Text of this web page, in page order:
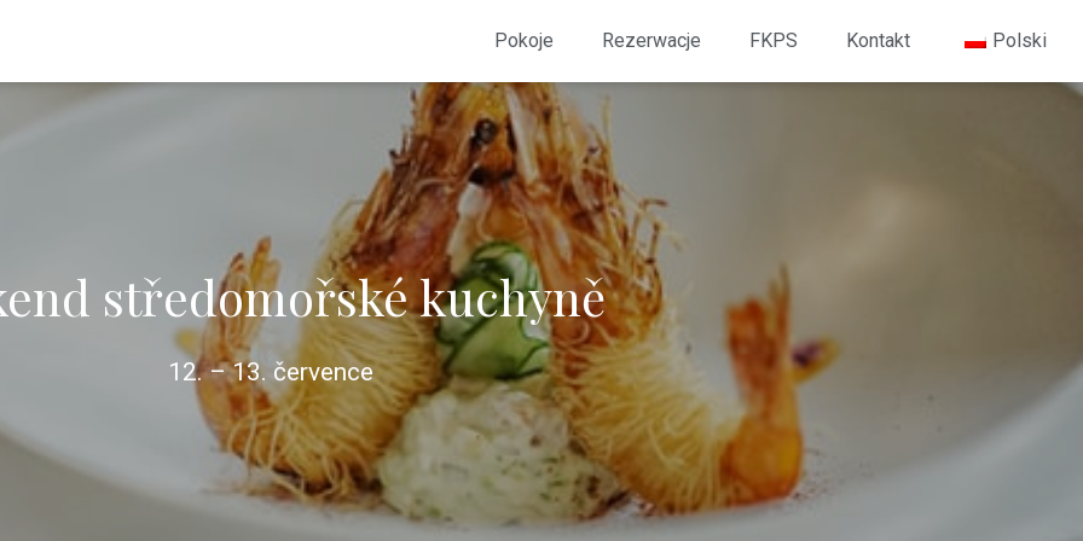
Pokoje Rezerwacje FKPS Kontakt Polski
středomořské kuchyně
12. – 13. července